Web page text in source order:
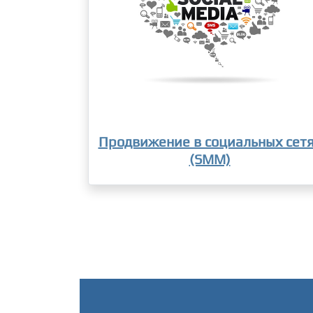
Продвижение в социальных
(SMM)